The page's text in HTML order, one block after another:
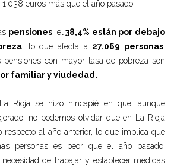
euros más que el año pasado.
pensiones, el 38,4% están por debajo
, lo que afecta a 27.069 personas
pensiones con mayor tasa de pobreza son
familiar y viudedad.
Rioja se hizo hincapié en que, aunque
no podemos olvidar que en La Rioja
respecto al año anterior, lo que implica que
personas es peor que el año pasado.
de trabajar y establecer medidas